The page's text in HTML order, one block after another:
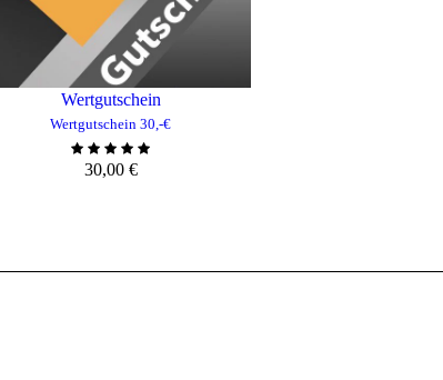
Wertgutschein
Wertgutschein 30,-€
30,00 €